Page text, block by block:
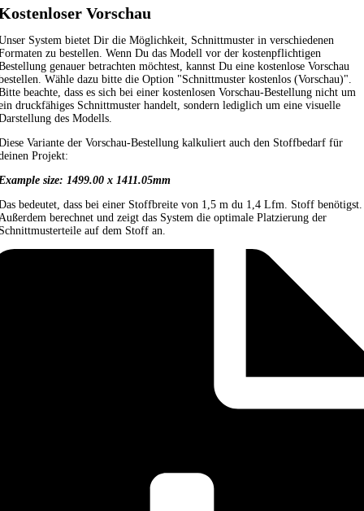
Vorschau
System bietet Dir die Möglichkeit, Schnittmuster in verschiedenen
zu bestellen. Wenn Du das Modell vor der kostenpflichtigen
genauer betrachten möchtest, kannst Du eine kostenlose Vorschau
Wähle dazu bitte die Option "Schnittmuster kostenlos (Vorschau)".
beachte, dass es sich bei einer kostenlosen Vorschau-Bestellung nicht um
druckfähiges Schnittmuster handelt, sondern lediglich um eine visuelle
des Modells.
Variante der Vorschau-Bestellung kalkuliert auch den Stoffbedarf für
Projekt:
size: 1499.00 x 1411.05mm
bedeutet, dass bei einer Stoffbreite von 1,5 m du 1,4 Lfm. Stoff benötigst.
berechnet und zeigt das System die optimale Platzierung der
auf dem Stoff an.